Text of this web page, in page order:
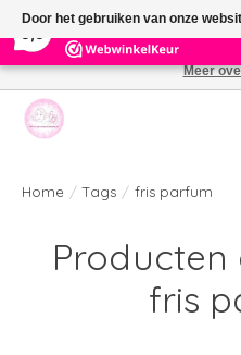
391
Welkom bij de nieuwe webshop van
Home / Tags / fris parfum
fris
Door het gebruiken van onze
cookies om onze website te
Meer